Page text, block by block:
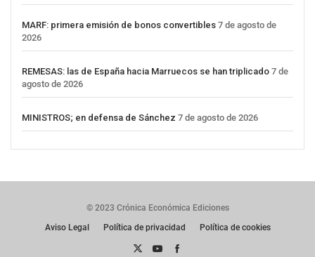
MARF: primera emisión de bonos convertibles 7 de agosto de
2026
REMESAS: las de España hacia Marruecos se han triplicado 7 de
agosto de 2026
MINISTROS; en defensa de Sánchez 7 de agosto de 2026
© 2023 Crónica Económica Ediciones
Aviso Legal
Política de privacidad Política de cookies